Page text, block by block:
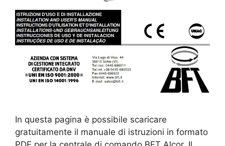
In questa pagina è possibile scaricare
gratuitamente il manuale di istruzioni in formato